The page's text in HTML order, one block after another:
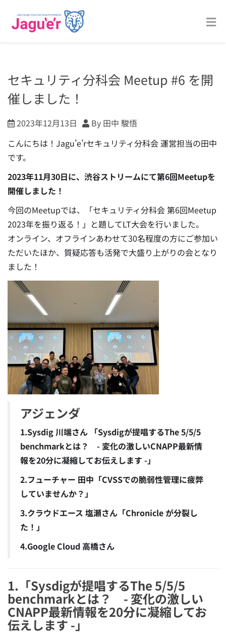
セキュリティ分科会 Meetup #6 を開
催しました！
2023年12月13日
By 田中 駿悟
こんにちは！Jagu’e’rセキュリティ分科会 運営担当の田中
です。
2023年11月30日に、渋谷ストリームにて第6回Meetupを
開催しました！
今回のMeetupでは、「セキュリティ分科会 第6回Meetup
2023年を振り返る！」と題してLT大会を行いました。
オンライン、オフラインあわせて30名程度の方にご参加い
ただいたほか、質疑応答も活発で大盛り上がりの会となり
ました！
アジェンダ
1.Sysdig 川端さん 「Sysdigが提唱するThe 5/5/5
benchmarkとは？ - 変化の激しいCNAPP最新情
報を20分に凝縮してお伝えします -」
2.フューチャー 田中「CVSSでの脆弱性管理に疲弊
していませんか？」
3.クラウドエース 塩瀬さん「Chronicle が分裂し
た！」
4.Google Cloud 高橋さん
1.「Sysdigが提唱するThe 5/5/5
benchmarkとは？ - 変化の激しい
CNAPP最新情報を20分に凝縮してお
伝えします -」